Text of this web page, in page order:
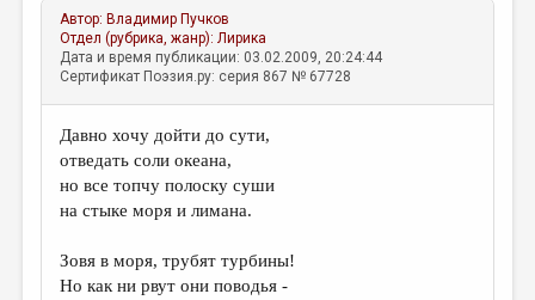
АВТОРЫ
КОММЕНТАРИИ
ЛИТСАЛОН
НОВОСТИ
ПРАВИЛА САЙТА
ИЗБРАННОЕ
Автор: Владимир Пучков
Отдел (рубрика, жанр):Лирика
Дата и время публикации: 03.02.2009, 20:24:44
Сертификат Поэзия.ру: серия 867 № 67728
Давно хочу дойти до сути,
отведать соли океана,
но все топчу полоску суши
на стыке моря и лимана.
Зовя в моря, трубят турбины!
Но как ни рвут они поводья -